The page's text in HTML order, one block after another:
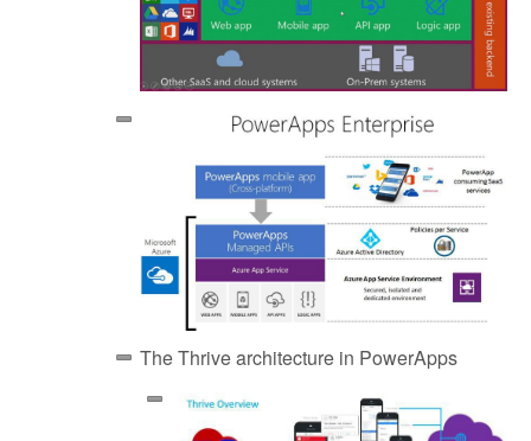
The Thrive architecture in PowerApps